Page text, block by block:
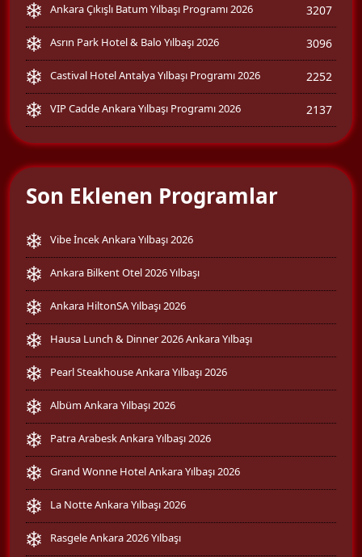
Ankara Çıkışlı Batum Yılbaşı Programı 2026 3207
Asrın Park Hotel & Balo Yılbaşı 2026 3096
Castival Hotel Antalya Yılbaşı Programı 2026 2252
VIP Cadde Ankara Yılbaşı Programı 2026 2137
Son Eklenen Programlar
Vibe İncek Ankara Yılbaşı 2026
Ankara Bilkent Otel 2026 Yılbaşı
Ankara HiltonSA Yılbaşı 2026
Hausa Lunch & Dinner 2026 Ankara Yılbaşı
Pearl Steakhouse Ankara Yılbaşı 2026
Albüm Ankara Yılbaşı 2026
Patra Arabesk Ankara Yılbaşı 2026
Grand Wonne Hotel Ankara Yılbaşı 2026
La Notte Ankara Yılbaşı 2026
Rasgele Ankara 2026 Yılbaşı